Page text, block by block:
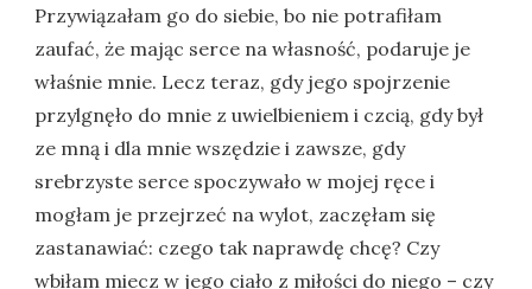
Przywiązałam go do siebie, bo nie potrafiłam
zaufać, że mając serce na własność, podaruje je
właśnie mnie. Lecz teraz, gdy jego spojrzenie
przylgnęło do mnie z uwielbieniem i czcią, gdy był
ze mną i dla mnie wszędzie i zawsze, gdy
srebrzyste serce spoczywało w mojej ręce i
mogłam je przejrzeć na wylot, zaczęłam się
zastanawiać: czego tak naprawdę chcę? Czy
wbiłam miecz w jego ciało z miłości do niego – czy